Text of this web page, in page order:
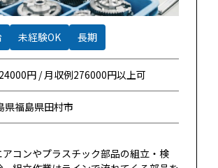
未経験OK 長期
円 / 月収例276000円以上可
県福島県田村市
アコンやプラスチック部品の組立・検